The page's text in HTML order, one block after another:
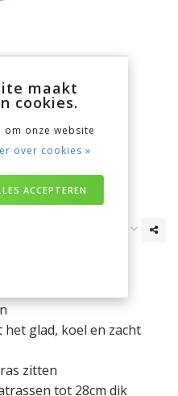
het glad, koel en zacht
zitten
tot 28cm dik
maakt
cookies.
onze website
over cookies »
ACCEPTEREN